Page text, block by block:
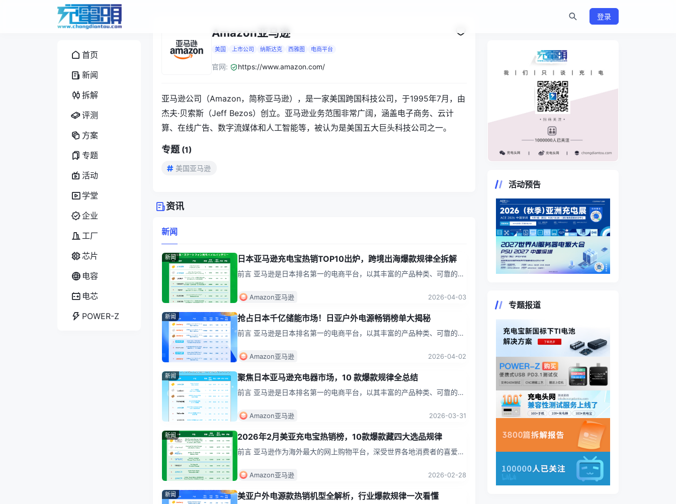
登录
首页
新闻
拆解
评测
方案
专题
活动
学堂
企业
工厂
芯片
电容
电芯
POWER-Z
Amazon亚马逊
美国 上市公司 纳斯达克 西雅图 电商平台
官网: https://www.amazon.com/
亚马逊公司（Amazon，简称亚马逊），是一家美国跨国科技公司，于1995年7月，由
杰夫·贝索斯（Jeff Bezos）创立。亚马逊业务范围非常广阔，涵盖电子商务、云计
算、在线广告、数字流媒体和人工智能等，被认为是美国五大巨头科技公司之一。
专题 (1)
美国亚马逊
资讯
新闻
新闻 日本亚马逊充电宝热销TOP10出炉，跨境出海爆款规律全拆解
前言 亚马逊是日本排名第一的电商平台，以其丰富的产品种类、可靠的产
物习惯 ...
Amazon亚马逊 2026-04-03
新闻 抢占日本千亿储能市场！日亚户外电源畅销榜单大揭秘
前言 亚马逊是日本排名第一的电商平台，以其丰富的产品种类、可靠的产
物习...
Amazon亚马逊 2026-04-02
新闻 聚焦日本亚马逊充电器市场，10 款爆款规律全总结
前言 亚马逊是日本排名第一的电商平台，以其丰富的产品种类、可靠的产
物习惯 ...
Amazon亚马逊 2026-03-31
新闻 2026年2月美亚充电宝热销榜，10款爆款藏四大选品规律
前言 亚马逊作为海外最大的网上购物平台，深受世界各地消费者的喜爱，
2... Amazon亚马逊 2026-02-28
新闻 美亚户外电源款热销机型全解析，行业爆款规律一次看懂
活动预告
专题报道